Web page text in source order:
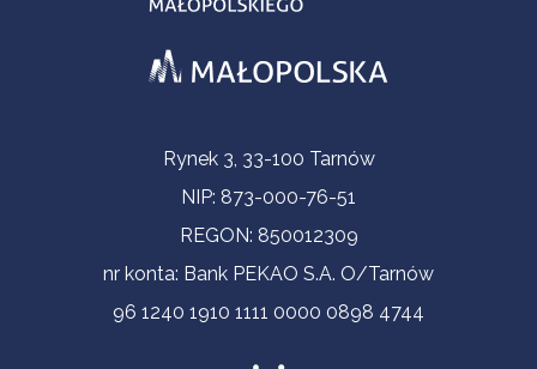
Informacje kontaktoweRynek 3, 33-100 Tarnów
NIP: 873-000-76-51
REGON: 850012309
nr konta: Bank PEKAO S.A. O/Tarnów
96 1240 1910 1111 0000 0898 4744